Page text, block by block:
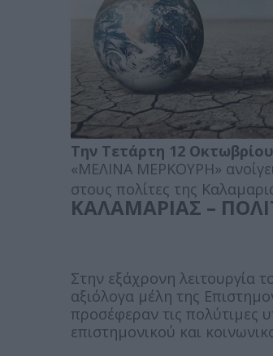
Την Τετάρτη 12
«ΜΕΛΙΝΑ ΜΕΡΚΟΥΡΗ»
στους πολίτες της
ΚΑΛΑΜΑΡΙΑΣ –
Στην εξάχρονη λειτουργία
αξιόλογα μέλη της
προσέφεραν τις πολύτιμες
επιστημονικού και